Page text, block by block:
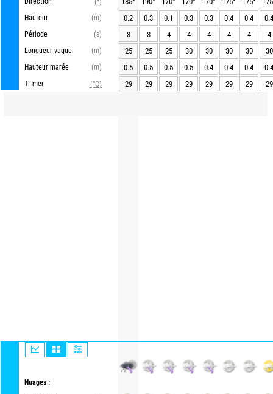
Hauteur
(m)
Période
(s)
Longueur vague
(m)
Hauteur marée
(m)
T° mer
(°C)
Nuages :
0.2
0.3 0.1 0.3 0.3 0.4 0.4
0.4
3
3 4 4 4 4 4
4
25
25 25 30 30 30 30
30
0.5
0.5 0.5 0.5 0.4 0.4 0.4
0.4
29
29 29 29 29 29 29 29